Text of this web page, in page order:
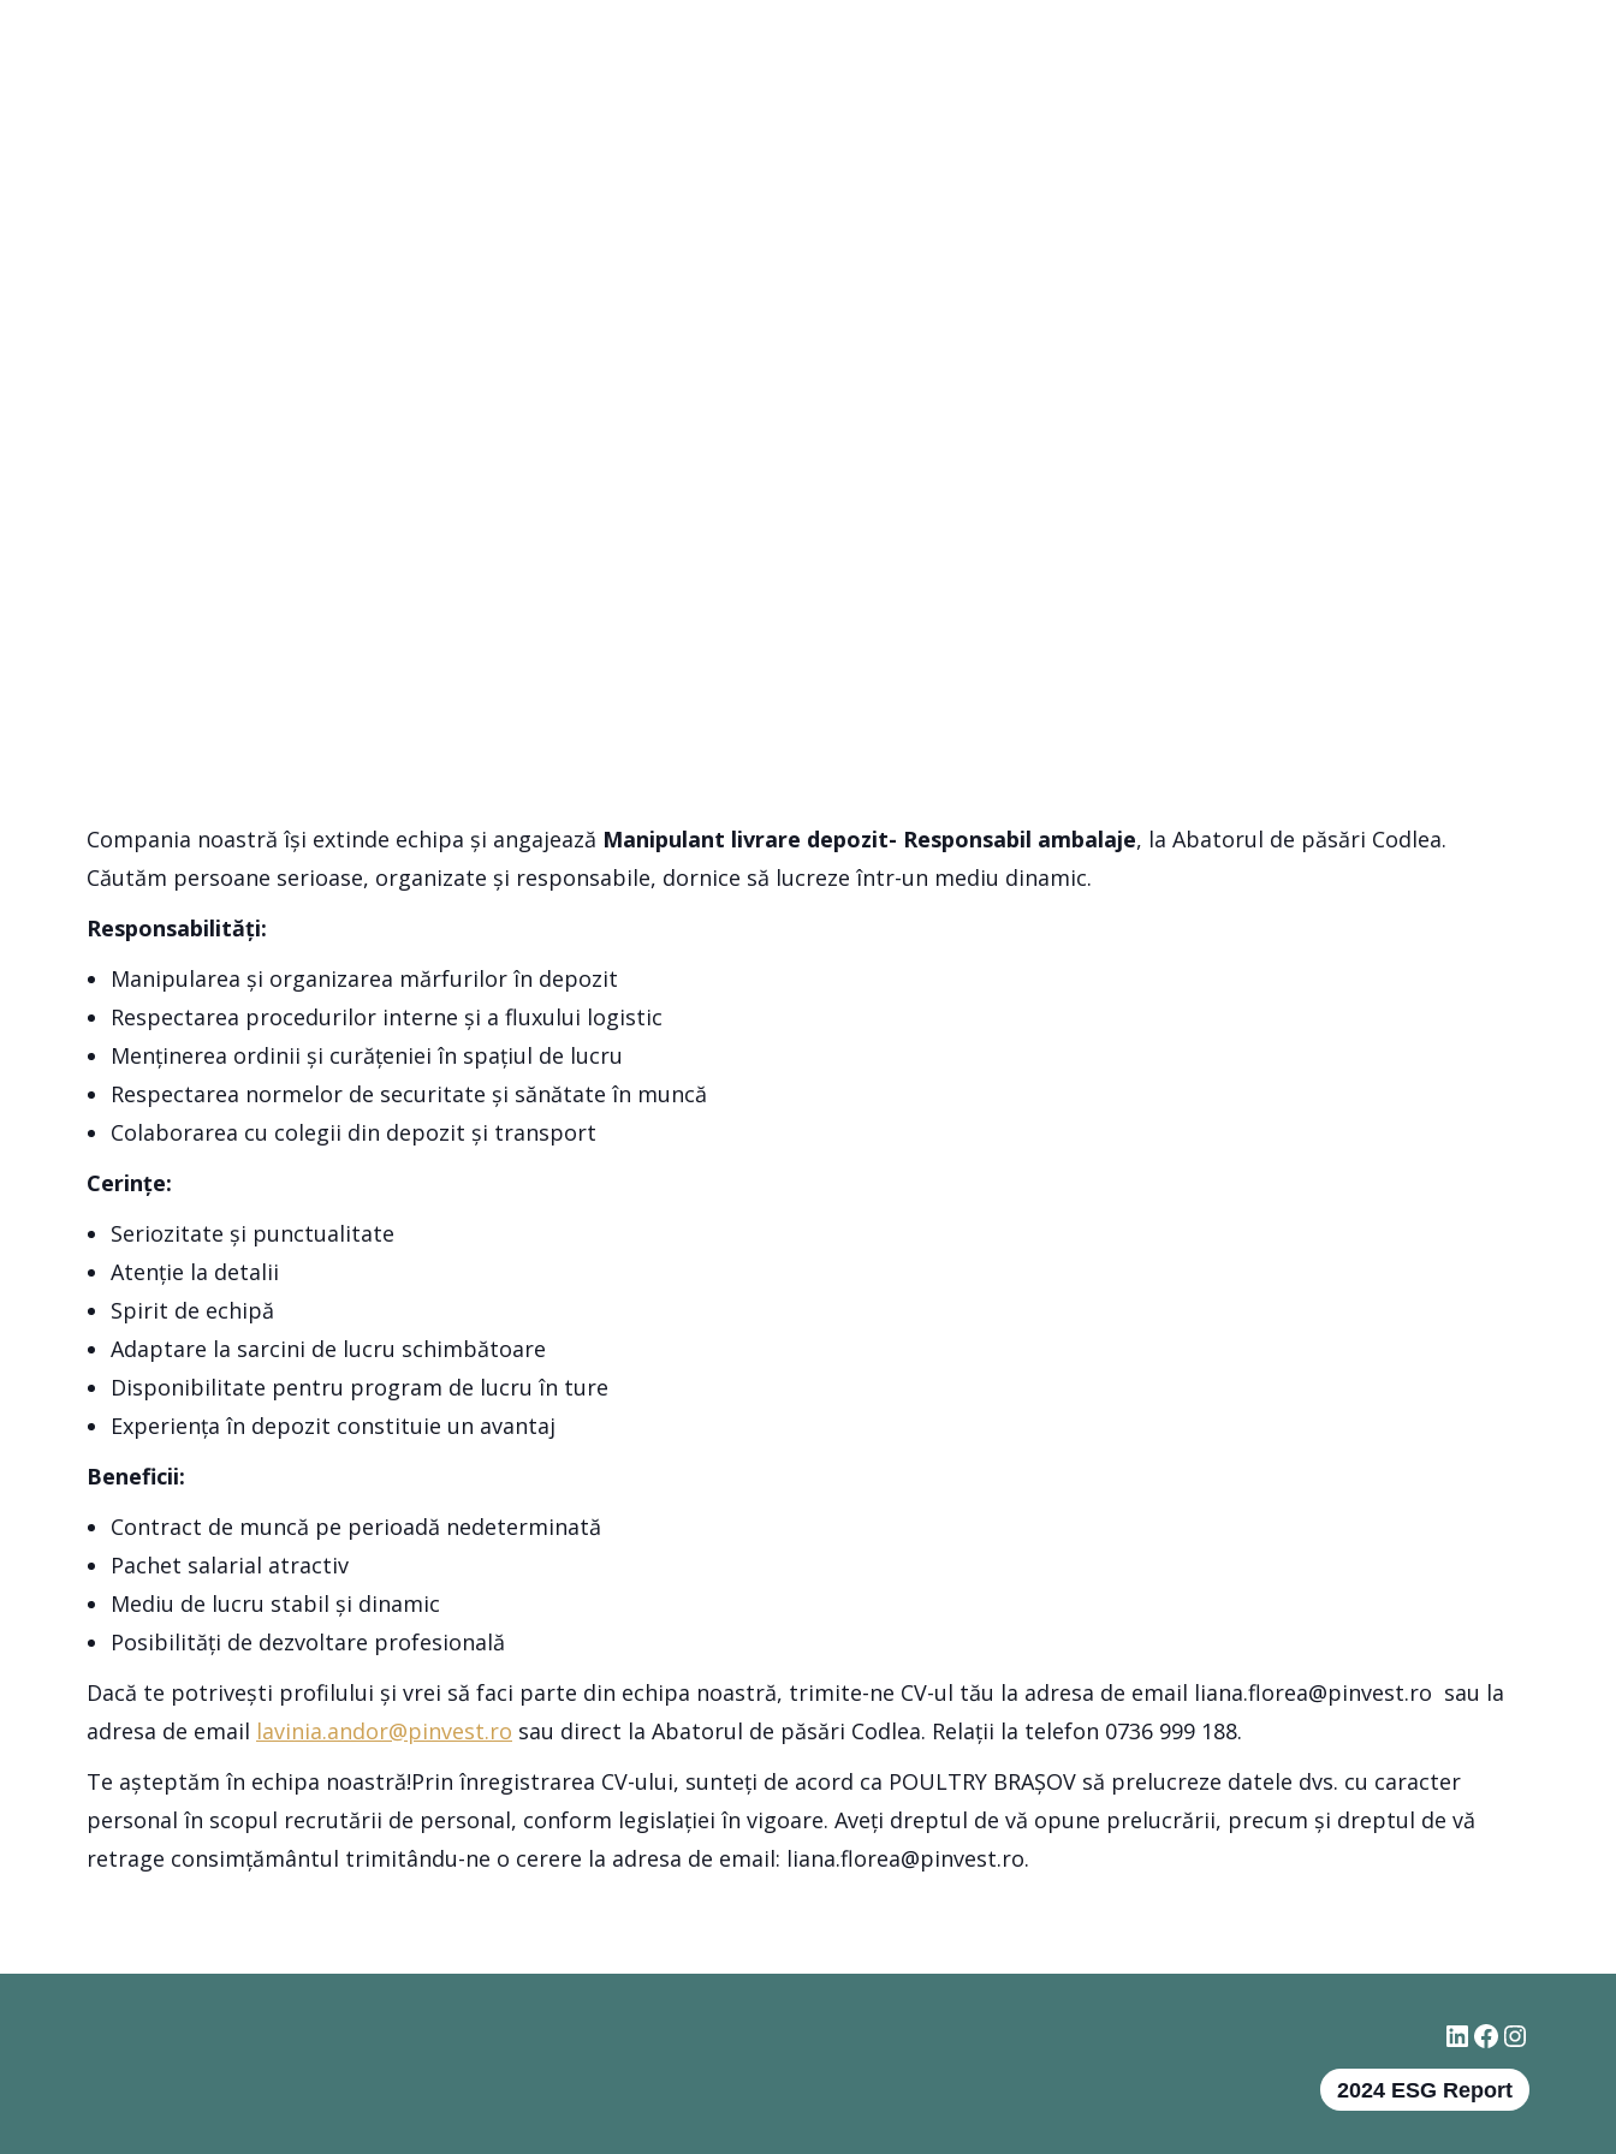
Compania noastră își extinde echipa și angajează Manipulant livrare depozit- Responsabil ambalaje, la Abatorul de păsări Codlea.
Căutăm persoane serioase, organizate și responsabile, dornice să lucreze într-un mediu dinamic.
Responsabilități:
Manipularea și organizarea mărfurilor în depozit
Respectarea procedurilor interne și a fluxului logistic
Menținerea ordinii și curățeniei în spațiul de lucru
Respectarea normelor de securitate și sănătate în muncă
Colaborarea cu colegii din depozit și transport
Cerințe:
Seriozitate și punctualitate
Atenție la detalii
Spirit de echipă
Adaptare la sarcini de lucru schimbătoare
Disponibilitate pentru program de lucru în ture
Experiența în depozit constituie un avantaj
Beneficii:
Contract de muncă pe perioadă nedeterminată
Pachet salarial atractiv
Mediu de lucru stabil și dinamic
Posibilități de dezvoltare profesională
Dacă te potrivești profilului și vrei să faci parte din echipa noastră, trimite-ne CV-ul tău la adresa de email liana.florea@pinvest.ro sau la
adresa de email lavinia.andor@pinvest.ro sau direct la Abatorul de păsări Codlea. Relații la telefon 0736 999 188.
Te așteptăm în echipa noastră!Prin înregistrarea CV-ului, sunteți de acord ca POULTRY BRAȘOV să prelucreze datele dvs. cu caracter
personal în scopul recrutării de personal, conform legislației în vigoare. Aveți dreptul de vă opune prelucrării, precum și dreptul de vă
retrage consimțământul trimitându-ne o cerere la adresa de email: liana.florea@pinvest.ro.
# Facebook
2024 ESG Report